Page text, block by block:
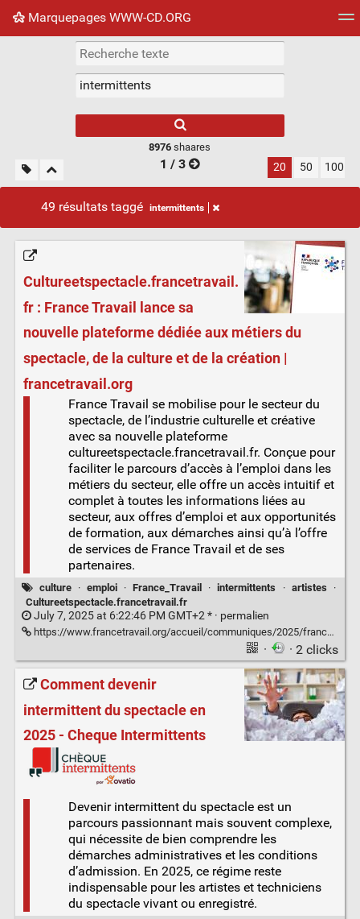
Marquepages WWW-CD.ORG
Nuage de tags Mur d'images
8976 shaares
1 / 3 20 50 100
49 résultats taggé intermittents
Cultureetspectacle.francetravail.
fr : France Travail lance sa
nouvelle plateforme dédiée aux métiers du
spectacle, de la culture et de la création |
francetravail.org
France Travail se mobilise pour le secteur du
spectacle, de l’industrie culturelle et créative
avec sa nouvelle plateforme
cultureetspectacle.francetravail.fr. Conçue pour
faciliter le parcours d’accès à l’emploi dans les
métiers du secteur, elle offre un accès intuitif et
complet à toutes les informations liées au
secteur, aux offres d’emploi et aux opportunités
de formation, aux démarches ainsi qu’à l’offre
de services de France Travail et de ses
partenaires.
culture · emploi · France_Travail · intermittents · artistes
·
Cultureetspectacle.francetravail.fr
July 7, 2025 at 6:22:46 PM GMT+2 * · permalien
https://www.francetravail.org/accueil/communiques/2025/france-travail-lance-sa-nouvelle-plateforme-dediee-aux-metiers-du-spectacle-et-de-la-culture.html?type=article
· · 2 clicks
Comment devenir
intermittent du spectacle en
2025 - Cheque Intermittents
Devenir intermittent du spectacle est un
parcours passionnant mais souvent complexe,
qui nécessite de bien comprendre les
démarches administratives et les conditions
d’admission. En 2025, ce régime reste
indispensable pour les artistes et techniciens
du spectacle vivant ou enregistré.